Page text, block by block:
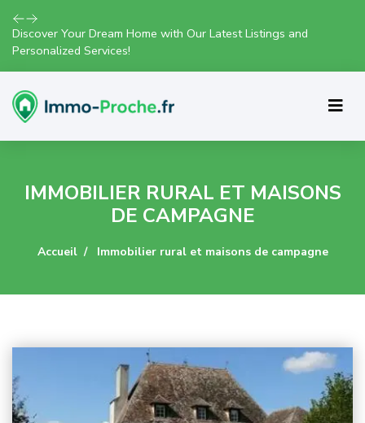
Discover Your Dream Home with Our Latest Listings and
Personalized Services!
IMMOBILIER RURAL ET MAISONS
DE CAMPAGNE
Accueil Immobilier rural et maisons de campagne